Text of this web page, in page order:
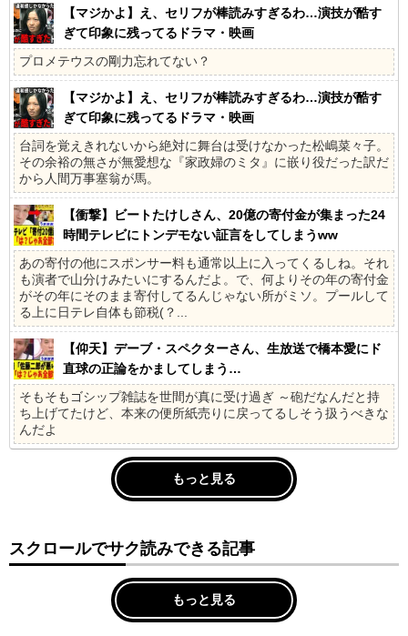
【マジかよ】え、セリフが棒読みすぎるわ…演技が酷す
ぎて印象に残ってるドラマ・映画
プロメテウスの剛力忘れてない？
【マジかよ】え、セリフが棒読みすぎるわ…演技が酷す
ぎて印象に残ってるドラマ・映画
台詞を覚えきれないから絶対に舞台は受けなかった松嶋菜々子。
その余裕の無さが無愛想な『家政婦のミタ』に嵌り役だった訳だ
から人間万事塞翁が馬。
【衝撃】ビートたけしさん、20億の寄付金が集まった24
時間テレビにトンデモない証言をしてしまうww
あの寄付の他にスポンサー料も通常以上に入ってくるしね。それ
も演者で山分けみたいにするんだよ。で、何よりその年の寄付金
がその年にそのまま寄付してるんじゃない所がミソ。プールして
る上に日テレ自体も節税(？...
【仰天】デーブ・スペクターさん、生放送で橋本愛にド
直球の正論をかましてしまう…
そもそもゴシップ雑誌を世間が真に受け過ぎ ～砲だなんだと持
ち上げてたけど、本来の便所紙売りに戻ってるしそう扱うべきな
んだよ
もっと見る
スクロールでサク読みできる記事
もっと見る